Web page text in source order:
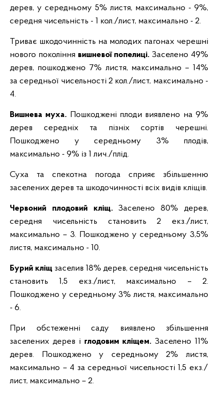
дерев, у середньому 5% листя, максимально - 9%,
середня чисельність - 1 кол./лист, максимально - 2.
Триває шкодочинність на молодих пагонах черешні
нового покоління вишневої попелиці. Заселено 49%
дерев, пошкоджено 7% листя, максимально – 14%
за середньої чисельності 2 кол./лист, максимально -
4.
Вишнева муха. Пошкоджені плоди виявлено на 9%
дерев середніх та пізніх сортів черешні.
Пошкоджено у середньому 3% плодів,
максимально - 9% із 1 лич./плід.
Суха та спекотна погода сприяє збільшенню
заселених дерев та шкодочинності всіх видів кліщів.
Червоний плодовий кліщ.Заселено 80% дерев,
середня чисельність становить 2 екз./лист,
максимально – 3. Пошкоджено у середньому 3,5%
листя, максимально - 10.
Бурий кліщ заселив 18% дерев, середня чисельність
становить 1,5 екз./лист, максимально – 2.
Пошкоджено у середньому 3% листя, максимально
- 6.
При обстеженні саду виявлено збільшення
заселених дерев і глодовим кліщем. Заселено 11%
дерев. Пошкоджено у середньому 2% листя,
максимально – 4 за середньої чисельності 1,5 екз./
лист, максимально – 2.